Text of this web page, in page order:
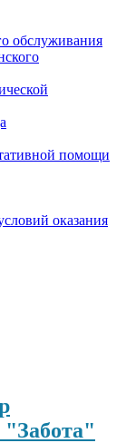
обслуживания
помощи
оказания
"Забота"